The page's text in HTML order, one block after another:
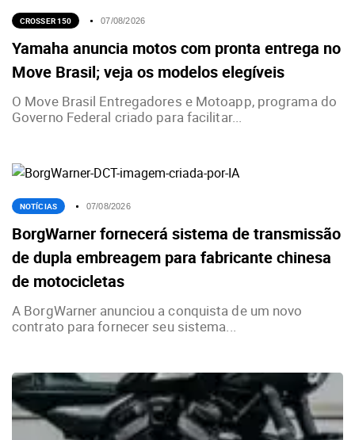
CROSSER 150 07/08/2026
Yamaha anuncia motos com pronta entrega no
Move Brasil; veja os modelos elegíveis
O Move Brasil Entregadores e Motoapp, programa do
Governo Federal criado para facilitar...
NOTÍCIAS 07/08/2026
BorgWarner fornecerá sistema de transmissão
de dupla embreagem para fabricante chinesa
de motocicletas
A BorgWarner anunciou a conquista de um novo
contrato para fornecer seu sistema...